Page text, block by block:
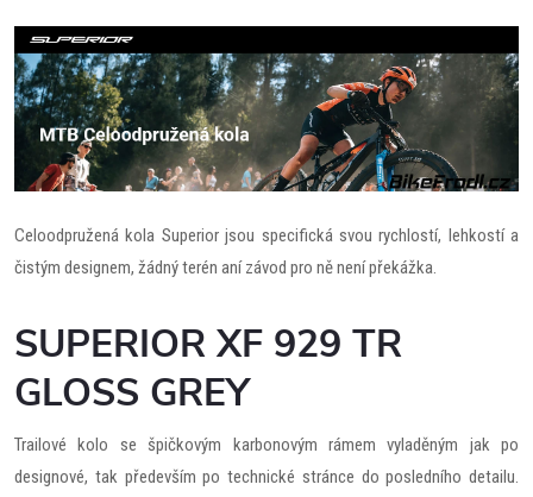
Celoodpružená kola Superior jsou specifická svou rychlostí, lehkostí a
čistým designem, žádný terén aní závod pro ně není překážka.
SUPERIOR XF 929 TR
GLOSS GREY
Trailové kolo se špičkovým karbonovým rámem vyladěným jak po
designové, tak především po technické stránce do posledního detailu.